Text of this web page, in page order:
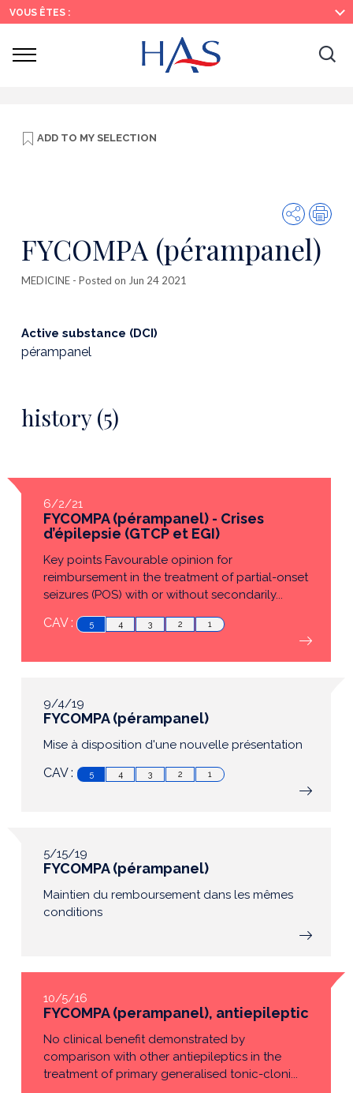
Search
Main
Menu
Main
Content
VOUS ÊTES :
Ouvrir
ADD TO MY SELECTION
Share
FYCOMPA (pérampanel)
MEDICINE - Posted on Jun 24 2021
Active substance (DCI)
pérampanel
history (5)
6/2/21
FYCOMPA (pérampanel) - Crises
d’épilepsie (GTCP et EGI)
Key points Favourable opinion for
reimbursement in the treatment of partial-onset
seizures (POS) with or without secondarily...
CAV : 5 4 3 2 1
9/4/19
FYCOMPA (pérampanel)
Mise à disposition d'une nouvelle présentation
CAV : 5 4 3 2 1
5/15/19
FYCOMPA (pérampanel)
Maintien du remboursement dans les mêmes
conditions
10/5/16
FYCOMPA (perampanel), antiepileptic
No clinical benefit demonstrated by
comparison with other antiepileptics in the
treatment of primary generalised tonic-cloni...